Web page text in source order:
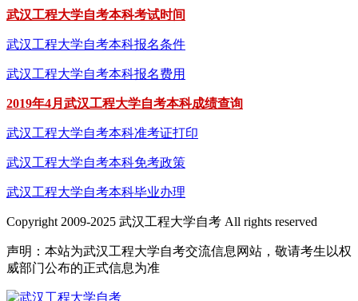
武汉工程大学自考本科考试时间
武汉工程大学自考本科报名条件
武汉工程大学自考本科报名费用
2019年4月武汉工程大学自考本科成绩查询
武汉工程大学自考本科准考证打印
武汉工程大学自考本科免考政策
武汉工程大学自考本科毕业办理
Copyright 2009-2025 武汉工程大学自考 All rights reserved
声明：本站为武汉工程大学自考交流信息网站，敬请考生以权
威部门公布的正式信息为准